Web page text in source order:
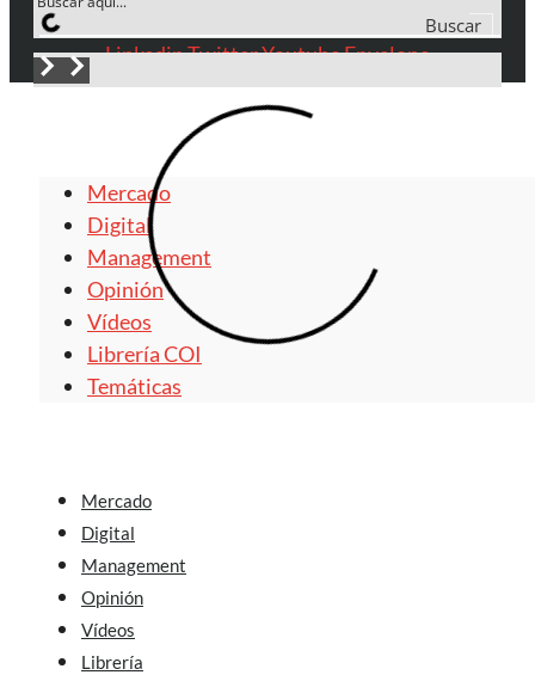
Buscar
LinkedinTwitterYoutubeEnvelope
Mercado
Digital
Management
Opinión
Vídeos
Librería COI
Temáticas
Mercado
Digital
Management
Opinión
Vídeos
Librería